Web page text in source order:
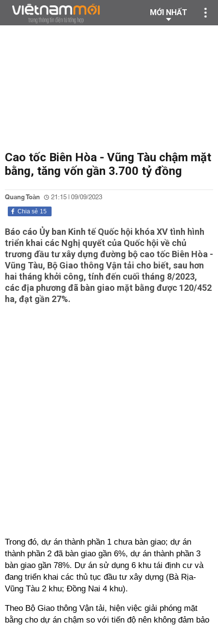
MỚI NHẤT
Cao tốc Biên Hòa - Vũng Tàu chậm mặt
bằng, tăng vốn gần 3.700 tỷ đồng
Quang Toàn 21:15 | 09/09/2023
15
Chia sẻ
Báo cáo Ủy ban Kinh tế Quốc hội khóa XV tình hình
triển khai các Nghị quyết của Quốc hội về chủ
trương đầu tư xây dựng đường bộ cao tốc Biên Hòa -
Vũng Tàu, Bộ Giao thông Vận tải cho biết, sau hơn
hai tháng khởi công, tính đến cuối tháng 8/2023,
các địa phương đã bàn giao mặt bằng được 120/452
ha, đạt gần 27%.
Trong đó, dự án thành phần 1 chưa bàn giao; dự án
thành phần 2 đã bàn giao gần 6%, dự án thành phần 3
bàn giao gần 78%. Dự án sử dụng 6 khu tái định cư và
đang triển khai các thủ tục đầu tư xây dựng (Bà Rịa-
Vũng Tàu 2 khu; Đồng Nai 4 khu).
Theo Bộ Giao thông Vận tải, hiện việc giải phóng mặt
bằng cho dự án chậm so với tiến độ nên không đảm bảo